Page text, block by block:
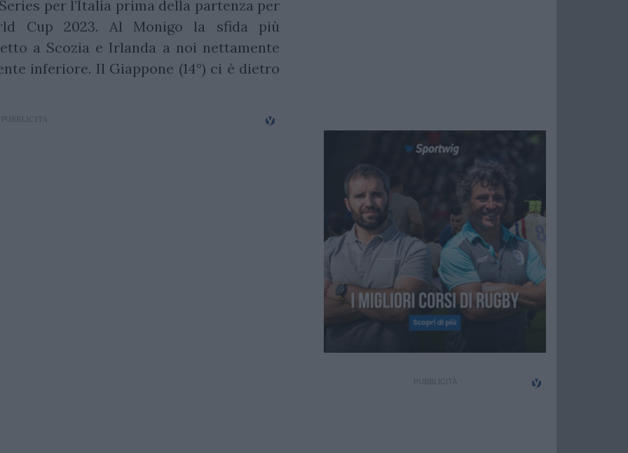
per l’Italia prima della partenza per
Cup 2023. Al Monigo la sfida più
a Scozia e Irlanda a noi nettamente
inferiore. Il Giappone (14°) ci è dietro